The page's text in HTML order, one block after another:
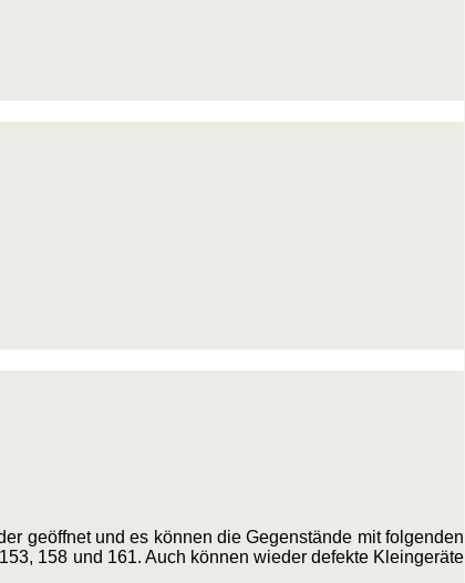
geöffnet und es können die Gegenstände mit folgenden
158 und 161. Auch können wieder defekte Kleingeräte